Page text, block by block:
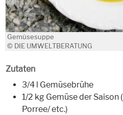
Gemüsesuppe
© DIE UMWELTBERATUNG
Zutaten
3/4 l Gemüsebrühe
1/2 kg Gemüse der Saison (
Porree/ etc.)